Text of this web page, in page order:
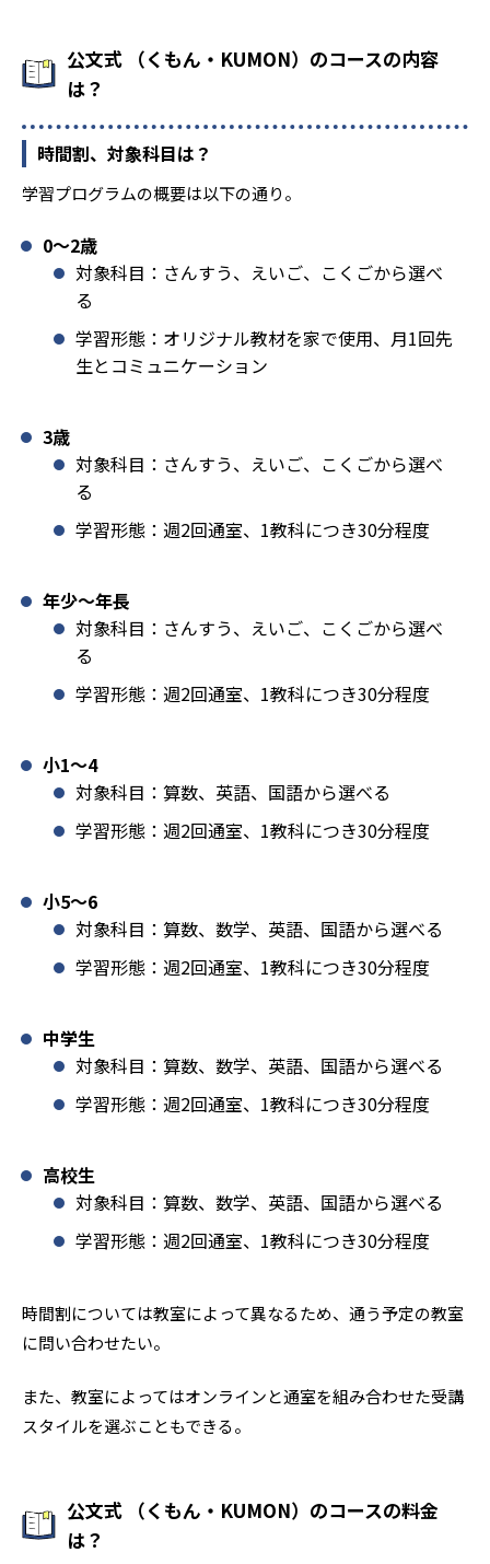
公文式 （くもん・KUMON）のコースの内容
は？
時間割、対象科目は？
学習プログラムの概要は以下の通り。
0〜2歳
対象科目：さんすう、えいご、こくごから選べ
る
学習形態：オリジナル教材を家で使用、月1回先
生とコミュニケーション
3歳
対象科目：さんすう、えいご、こくごから選べ
る
学習形態：週2回通室、1教科につき30分程度
年少〜年長
対象科目：さんすう、えいご、こくごから選べ
る
学習形態：週2回通室、1教科につき30分程度
小1️〜4
対象科目：算数、英語、国語から選べる
学習形態：週2回通室、1教科につき30分程度
小5〜6
対象科目：算数、数学、英語、国語から選べる
学習形態：週2回通室、1教科につき30分程度
中学生
対象科目：算数、数学、英語、国語から選べる
学習形態：週2回通室、1教科につき30分程度
高校生
対象科目：算数、数学、英語、国語から選べる
学習形態：週2回通室、1教科につき30分程度
時間割については教室によって異なるため、通う予定の教室
に問い合わせたい。
また、教室によってはオンラインと通室を組み合わせた受講
スタイルを選ぶこともできる。
公文式 （くもん・KUMON）のコースの料金
は？